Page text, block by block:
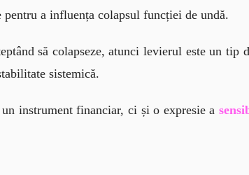
pentru a influența colapsul funcției de undă.
să colapseze, atunci levierul este un tip
sistemică.
instrument financiar, ci și o expresie a